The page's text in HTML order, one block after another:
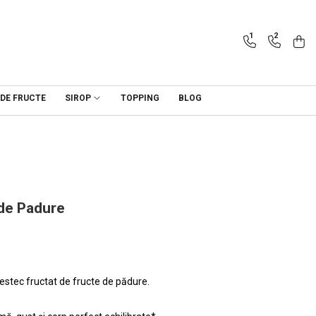
1 2
FRUCTE SIROP TOPPING BLOG
Padure
fructat de fructe de pădure.